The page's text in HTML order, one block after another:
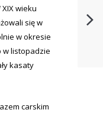
wieku
się w
w okresie
w listopadzie
kasaty
carskim